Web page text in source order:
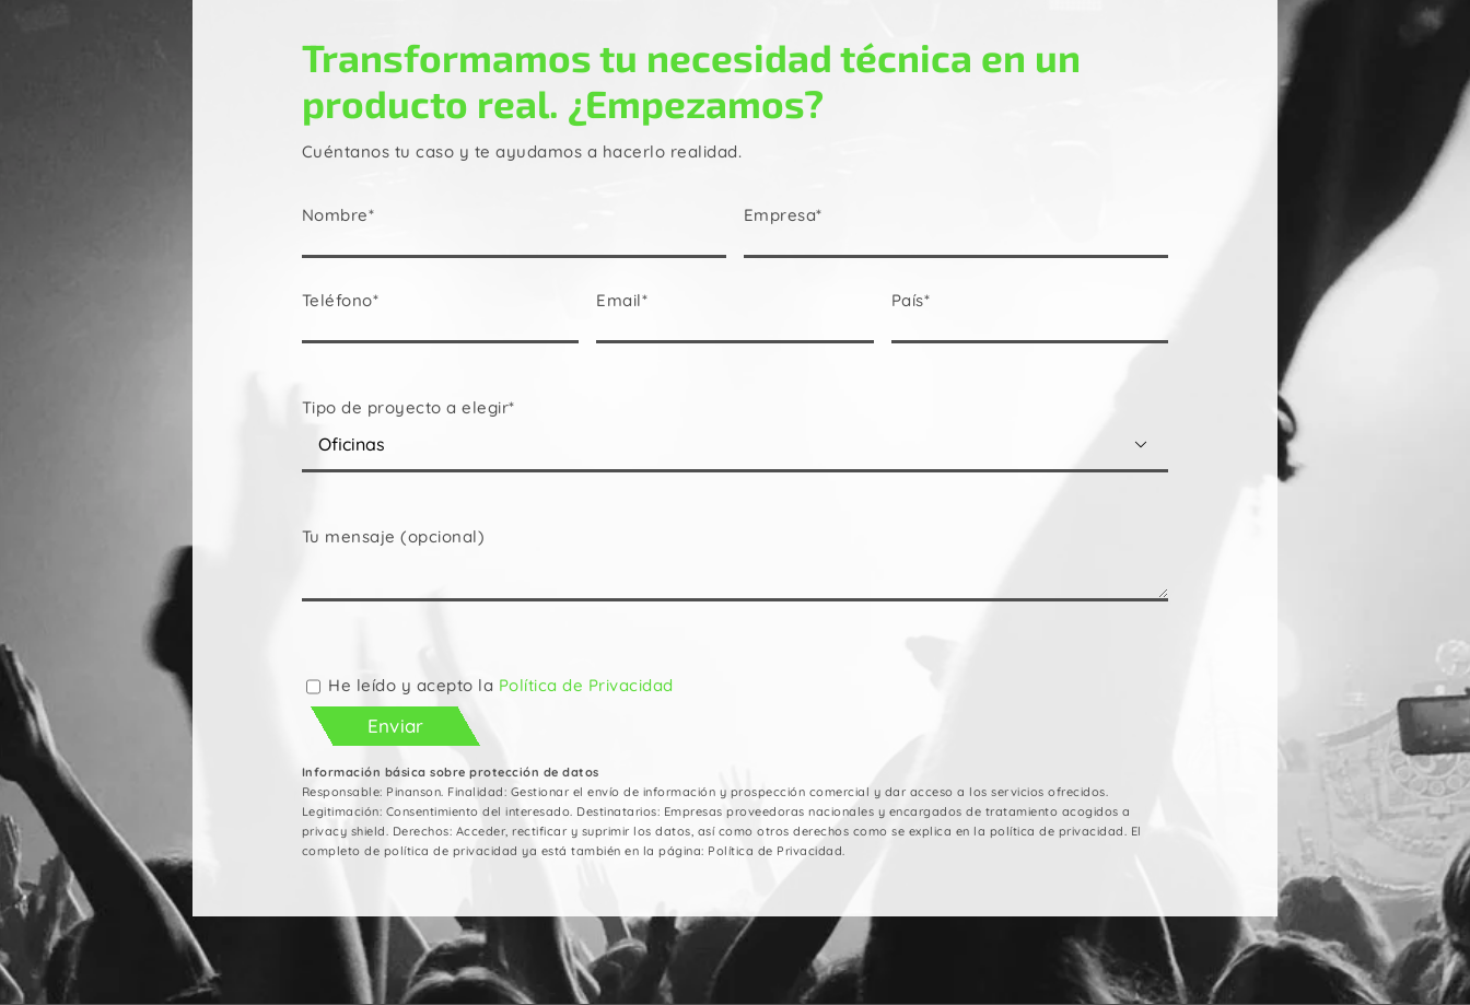
Transformamos tu necesidad técnica en un
producto real. ¿Empezamos?
Cuéntanos tu caso y te ayudamos a hacerlo realidad.
Nombre* Empresa*
Teléfono* Email* País*
Tipo de proyecto a elegir*

Tu mensaje (opcional)
deja
este
campo
vacío.
He leído y acepto la Política de Privacidad
Información básica sobre protección de datos
Responsable: Pinanson. Finalidad: Gestionar el envío de información y prospección comercial y dar acceso a los servicios ofrecidos.
Legitimación: Consentimiento del interesado. Destinatarios: Empresas proveedoras nacionales y encargados de tratamiento acogidos a
privacy shield. Derechos: Acceder, rectificar y suprimir los datos, así como otros derechos como se explica en la política de privacidad. El
completo de política de privacidad ya está también en la página: Política de Privacidad.